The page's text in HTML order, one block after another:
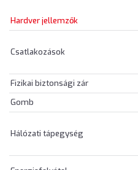
Hardver jellemzők
Csatlakozások
Fizikai biztonsági zár
Gomb
Hálózati tápegység